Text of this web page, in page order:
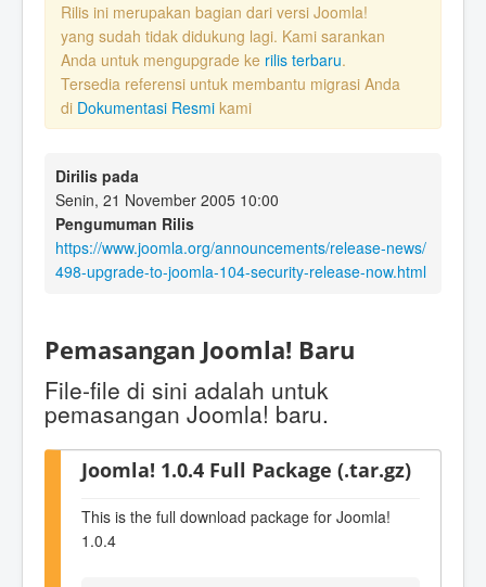
Rilis ini merupakan bagian dari versi Joomla!
yang sudah tidak didukung lagi. Kami sarankan
Anda untuk mengupgrade ke rilis terbaru.
Tersedia referensi untuk membantu migrasi Anda
di Dokumentasi Resmi kami
Dirilis pada
Senin, 21 November 2005 10:00
Pengumuman Rilis
https://www.joomla.org/announcements/release-news/
498-upgrade-to-joomla-104-security-release-now.html
Pemasangan Joomla! Baru
File-file di sini adalah untuk
pemasangan Joomla! baru.
Joomla! 1.0.4 Full Package (.tar.gz)
This is the full download package for Joomla!
1.0.4